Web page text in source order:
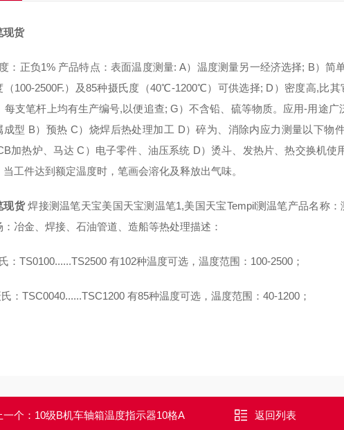
现货
：正负1% 产品特点：表面温度测量: A）温度测量另一经济选择; B）简
（100-2500F.）及85种摄氏度（40℃-1200℃）可供选择; D）密度高,比
每支笔杆上均有生产编号,以便追查; G）不含铅、硫等物质。应用-用途
成型 B）预热 C）烧焊后热处理加工 D）碎为、消除内应力测量以下物
加热炉、马达 C）电子零件、油压系统 D）烫斗、发热片、热交换机使
当工件达到额定温度时，笔画会溶化及释放出气味。
现货焊接测温笔天宝美国天宝测温笔1,美国天宝Tempil测温笔产品名称
：冶金、焊接、石油管道、造船等热处理描述：
：TS0100......TS2500 有102种温度可选，温度范围：100-2500；
：TSC0040......TSC1200 有85种温度可选，温度范围：40-1200；
一个： 10级B机车轴箱温度指示器10格A 返回列表